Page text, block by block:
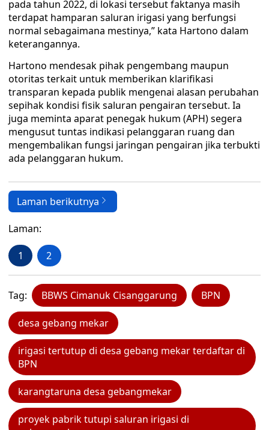
pada tahun 2022, di lokasi tersebut faktanya masih
terdapat hamparan saluran irigasi yang berfungsi
normal sebagaimana mestinya,” kata Hartono dalam
keterangannya.
​Hartono mendesak pihak pengembang maupun
otoritas terkait untuk memberikan klarifikasi
transparan kepada publik mengenai alasan perubahan
sepihak kondisi fisik saluran pengairan tersebut. Ia
juga meminta aparat penegak hukum (APH) segera
mengusut tuntas indikasi pelanggaran ruang dan
mengembalikan fungsi jaringan pengairan jika terbukti
ada pelanggaran hukum.
Laman berikutnya
Laman:
1 2
Tag: BBWS Cimanuk Cisanggarung BPN
desa gebang mekar
irigasi tertutup di desa gebang mekar terdaftar di
BPN
karangtaruna desa gebangmekar
proyek pabrik tutupi saluran irigasi di